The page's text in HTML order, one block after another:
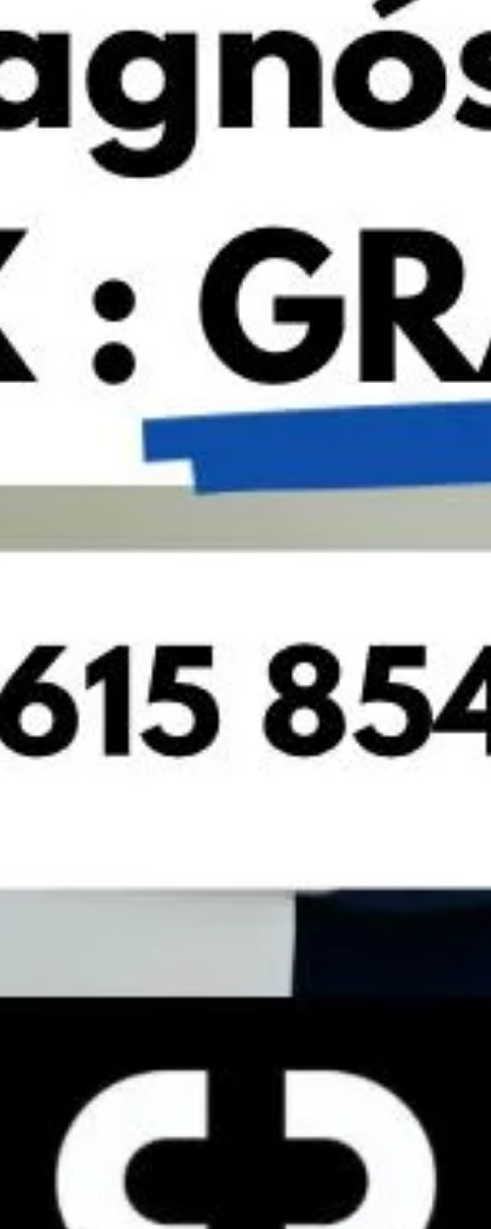
Cuánto cuesta un implante dental en Valencia: guía
de precios y factores que influyen
Si estás valorando ponerte un implante dental, es muy probable que
la primera pregunta que te venga a la cabeza sea: ¿cuánto va a
preocupaciones económicas o los cambios importantes pueden
He leído y acepto las políticas de privacidad
ENVIAR
Whatsapp
Ahora también puedes preguntarnos por